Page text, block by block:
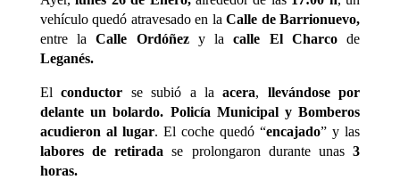
vehículo quedó atravesado en laCalle de Barrionuevo,
entre laCalle Ordóñezy lacalle El Charcode
Leganés.
Elconductor se subió a laacera, llevándose por
delante un bolardo. Policía Municipal y Bomberos
acudieron al lugar. El coche quedó “encajado” y las
labores de retirada se prolongaron durante unas3
horas.